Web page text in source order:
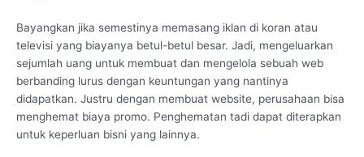
Bayangkan jika semestinya memasang iklan di koran atau
televisi yang biayanya betul-betul besar. Jadi, mengeluarkan
sejumlah uang untuk membuat dan mengelola sebuah web
berbanding lurus dengan keuntungan yang nantinya
didapatkan. Justru dengan membuat website, perusahaan bisa
menghemat biaya promo. Penghematan tadi dapat diterapkan
untuk keperluan bisni yang lainnya.